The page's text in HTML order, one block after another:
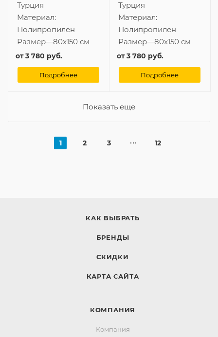
Турция
Материал:
Полипропилен
Размер—80x150 см
от3 780 руб.
Подробнее
Турция
Материал:
Полипропилен
Размер—80x150 см
от3 780 руб.
Подробнее
Показать еще
1 2 3 12
КАК ВЫБРАТЬ
БРЕНДЫ
СКИДКИ
КАРТА САЙТА
КОМПАНИЯ
Компания